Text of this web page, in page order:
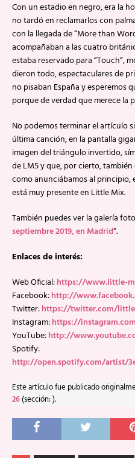
Con un estadio en negro, era la
no tardó en reclamarlos con
con la llegada de “More than
acompañaban a las cuatro
estaba reservado para “Touch”,
dieron todo, espectaculares de
no pisaban España y esperemos
porque de verdad que merece la
No podemos terminar el artículo
última canción, en la pantalla
imagen del triángulo invertido,
de LM5 y que, por cierto,
como anunciábamos al principio,
está muy presente en Little Mix.
También puedes ver la galería
septiembre 2019, en Madrid“.
Enlaces de interés:
Web Oficial:https://www.little-
Facebook:http://
Twitter:https://twitter.com/
Instagram:https://
YouTube:http://
Spotify:
http://open.spotify.com/artist/
Este artículo fue publicado
26 (sección: ).